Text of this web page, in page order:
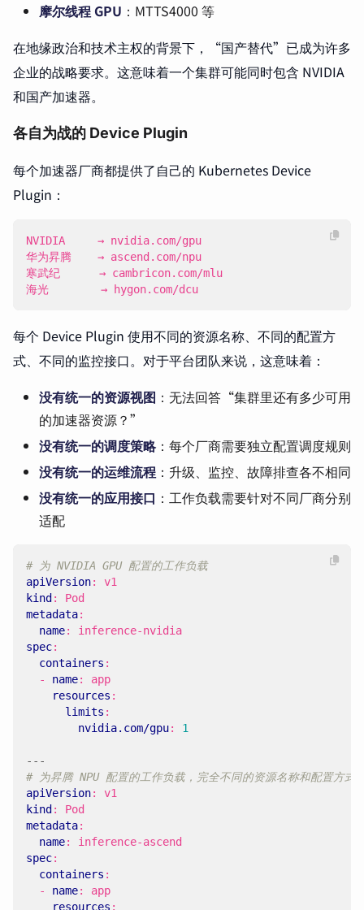
摩尔线程 GPU ：MTTS4000 等
在地缘政治和技术主权的背景下，“国产替代”已成为许多
企业的战略要求。这意味着一个集群可能同时包含 NVIDIA
和国产加速器。
各自为战的 Device Plugin
每个加速器厂商都提供了自己的 Kubernetes Device
Plugin：
海光        → hygon.com/dcu
每个 Device Plugin 使用不同的资源名称、不同的配置方
式、不同的监控接口。对于平台团队来说，这意味着：
没有统一的资源视图 ：无法回答“集群里还有多少可用
的加速器资源？”
没有统一的调度策略：每个厂商需要独立配置调度规则
没有统一的运维流程 ：升级、监控、故障排查各不相同
没有统一的应用接口 ：工作负载需要针对不同厂商分别
适配
# 为 NVIDIA GPU 配置的工作负载
apiVersion:
v1
kind :
Pod
metadata:
name:
inference-nvidia
spec:
containers :
- name:
app
resources :
limits :
nvidia.com/gpu: 1
---
# 为昇腾 NPU 配置的工作负载，完全不同的资源名称和配置方式
apiVersion:
v1
kind :
Pod
metadata:
name:
inference-ascend
spec:
containers :
- name:
app
resources :